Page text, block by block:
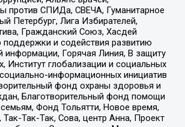
СПИДа, СВЕЧА, Гуманитарное
Петербург, Лига Избирателей,
Гражданский Союз, Хасдей
и содействия развитию
информации, Горячая Линия, В защиту
Институт глобализации и социальных
информационных инициатив
фонд охраны здоровья и
Благотворительный фонд помощи
Фонд Тольятти, Новое время,
Так-Так-Так, Сова, центр Анна, Проект